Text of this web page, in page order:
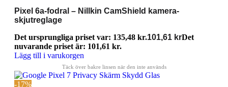
Pixel 6a-fodral – Nillkin CamShield kamera-
skjutreglage
Det ursprungliga priset var: 135,48 kr.101,61 krDet
nuvarande priset är: 101,61 kr.
Lägg till i varukorgen
-17%